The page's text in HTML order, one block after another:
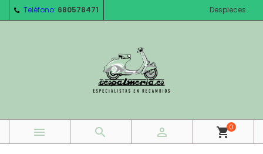
Teléfono: 680578471 Despieces
   shopping_cart0